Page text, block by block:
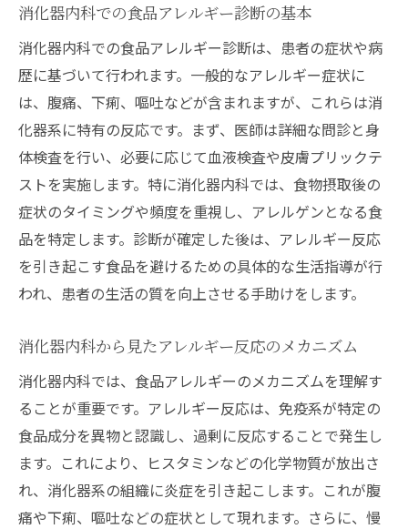
アレルギー反応時の消化器内科的緊急対応
専門医が語る消化器内科での食品アレルギー対
応法
食品アレルギー治療における消化器内科の
消化器内科でのアレルギー症状緩和法
消化器内科医が推奨する生活習慣の改善
アレルギー患者に必要な消化器内科的食事
療法
消化器内科でのアレルギー回避のためのア
専門医が教えるアレルギー発作時の対処法
日常生活に役立つ消化器内科的食品アレルギー
の知識
日常生活でのアレルギー対策ガイド
アレルギーと消化器内科の関係を理解する
消化器内科医が推奨するアレルギーフリー
消化器内科での食品アレルギー診断の基本
消化器内科での食品アレルギー診断は、患者の症状や病
歴に基づいて行われます。一般的なアレルギー症状に
は、腹痛、下痢、嘔吐などが含まれますが、これらは消
化器系に特有の反応です。まず、医師は詳細な問診と身
体検査を行い、必要に応じて血液検査や皮膚プリックテ
ストを実施します。特に消化器内科では、食物摂取後の
症状のタイミングや頻度を重視し、アレルゲンとなる食
品を特定します。診断が確定した後は、アレルギー反応
を引き起こす食品を避けるための具体的な生活指導が行
われ、患者の生活の質を向上させる手助けをします。
消化器内科から見たアレルギー反応のメカニズム
消化器内科では、食品アレルギーのメカニズムを理解す
ることが重要です。アレルギー反応は、免疫系が特定の
食品成分を異物と認識し、過剰に反応することで発生し
ます。これにより、ヒスタミンなどの化学物質が放出さ
れ、消化器系の組織に炎症を引き起こします。これが腹
痛や下痢、嘔吐などの症状として現れます。さらに、慢